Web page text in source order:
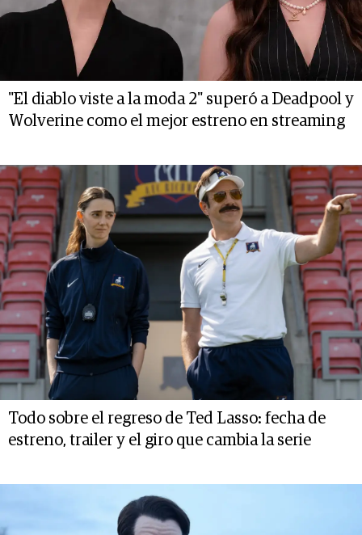
"El diablo viste a la moda 2" superó a Deadpool y
Wolverine como el mejor estreno en streaming
Todo sobre el regreso de Ted Lasso: fecha de
estreno, trailer y el giro que cambia la serie